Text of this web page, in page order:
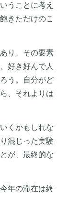
うことに考え
きただけのこ
り、その要素
好き好んで人
う。自分がど
、それよりは
くかもしれな
混じった実験
が、最終的な
年の滞在は終